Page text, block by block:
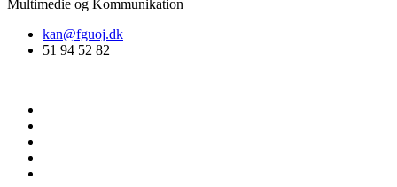
Multimedie og Kommunikation
kan@fguoj.dk
51 94 52 82